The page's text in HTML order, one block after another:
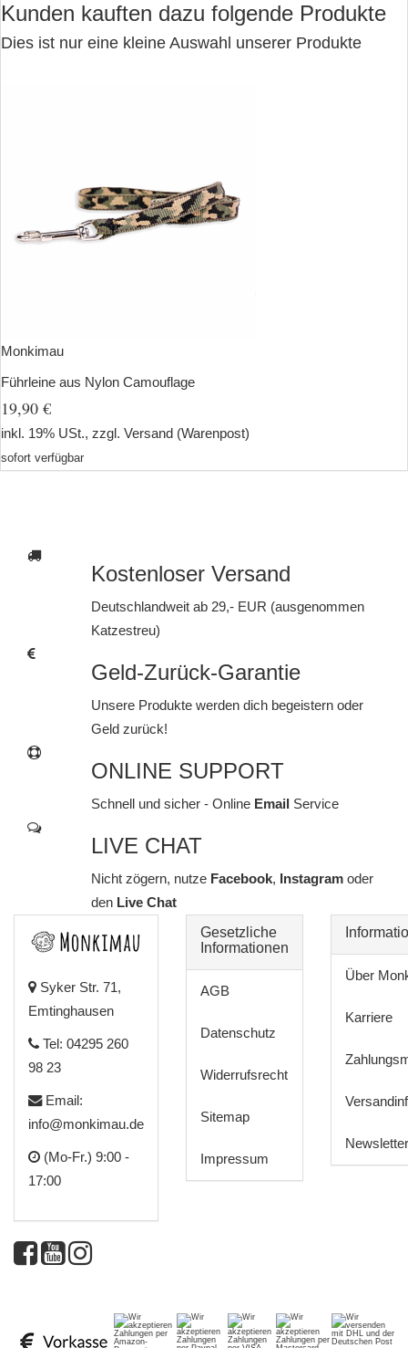
Kunden kauften dazu folgende Produkte
Dies ist nur eine kleine Auswahl unserer Produkte
Monkimau
Führleine aus Nylon Camouflage
19,90 €
inkl. 19% USt., zzgl. Versand (Warenpost)
sofort verfügbar
Kostenloser Versand
Deutschlandweit ab 29,- EUR (ausgenommen
Katzestreu)
Geld-Zurück-Garantie
Unsere Produkte werden dich begeistern oder
Geld zurück!
ONLINE SUPPORT
Schnell und sicher - Online Email Service
LIVE CHAT
Nicht zögern, nutze Facebook, Instagram oder
denLive Chat
Syker Str. 71,
Emtinghausen
Tel: 04295 260
98 23
Email:
info@monkimau.de
(Mo-Fr.) 9:00 -
17:00
Gesetzliche
Informationen
AGB
Datenschutz
Widerrufsrecht
Sitemap
Impressum
Über
Karriere
Newsletter